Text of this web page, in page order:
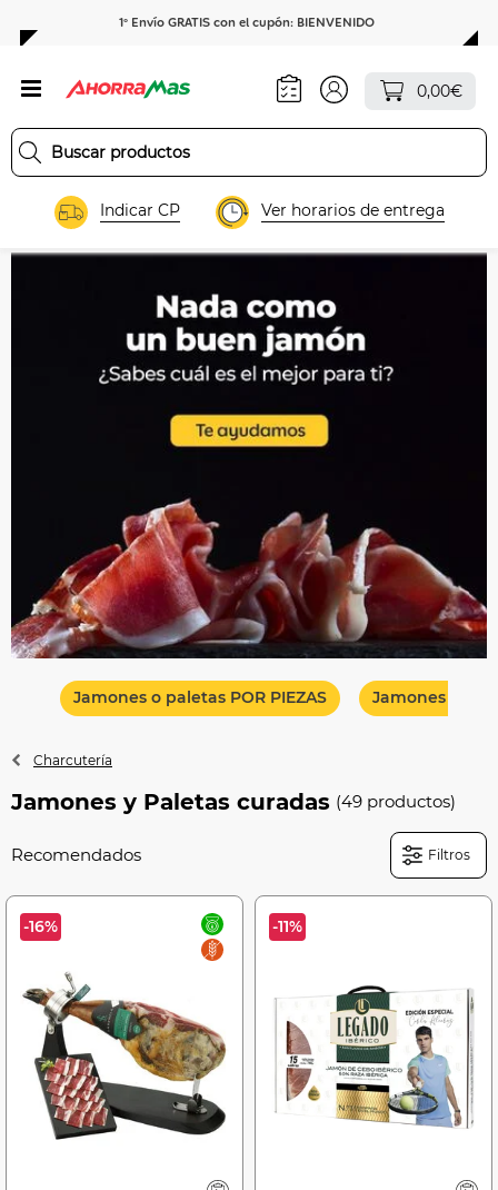
1º Envío GRATIS con el cupón: BIENVENIDO
0,00€
Indicar CP Ver horarios de entrega
Jamones o paletas POR PIEZAS Jamones o
Charcutería
Jamones y Paletas curadas (49 productos)
Filtros
-16% -11%